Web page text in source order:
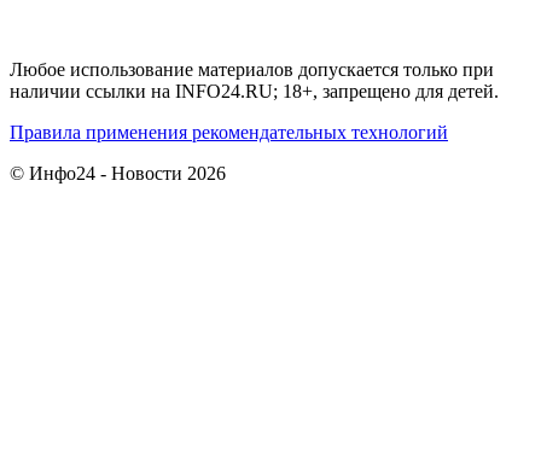
Любое использование материалов допускается только при
наличии ссылки на INFO24.RU; 18+, запрещено для детей.
Правила применения рекомендательных технологий
© Инфо24 - Новости 2026